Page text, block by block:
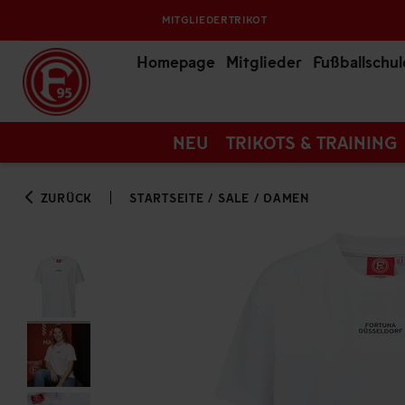
MITGLIEDERTRIKOT
Homepage Mitglieder
NEU TRIKOTS & TRAINING
ZURÜCK STARTSEITE / SALE / DAMEN